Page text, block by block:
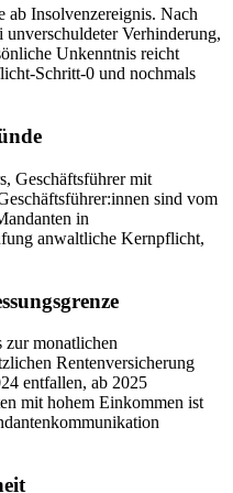
ab Insolvenzereignis. Nach
Verhinderung,
Unkenntnis reicht
Schritt-0 und nochmals
Geschäftsführer mit
sind vom
in
anwaltliche Kernpflicht,
zur monatlichen
Rentenversicherung
entfallen, ab 2025
mit hohem Einkommen ist